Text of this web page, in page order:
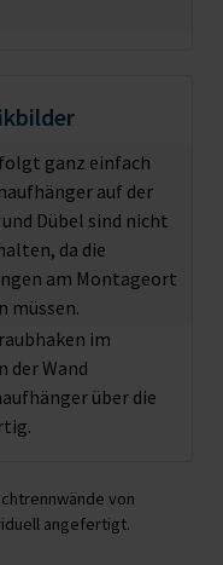
ganz einfach
auf der
Dübel sind nicht
da die
am Montageort
müssen.
im
der Wand
über die
von
angefertigt.